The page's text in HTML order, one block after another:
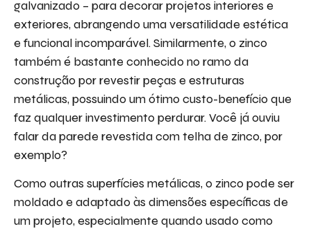
galvanizado – para decorar projetos interiores e
exteriores, abrangendo uma versatilidade estética
e funcional incomparável. Similarmente, o zinco
também é bastante conhecido no ramo da
construção por revestir peças e estruturas
metálicas, possuindo um ótimo custo-benefício que
faz qualquer investimento perdurar. Você já ouviu
falar da parede revestida com telha de zinco, por
exemplo?
Como outras superfícies metálicas, o zinco pode ser
moldado e adaptado às dimensões específicas de
um projeto, especialmente quando usado como